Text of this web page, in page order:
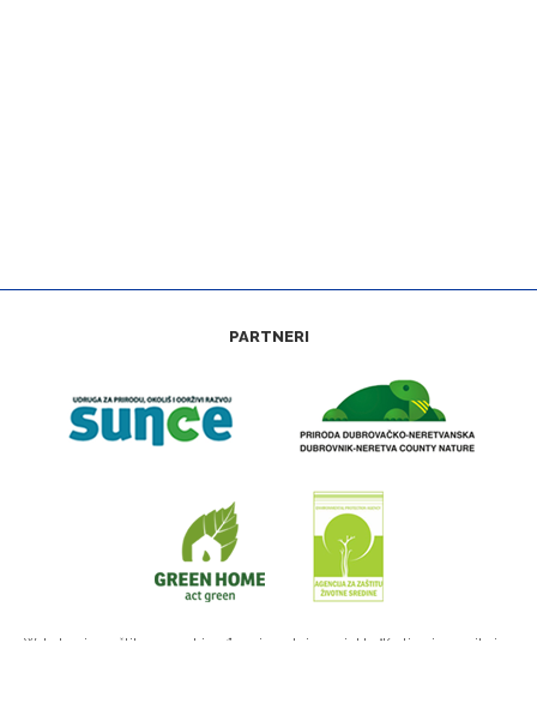
PARTNERI
Web stranica zaštitamora.net izrađena je u okviru projekta “Kartiranje, monitoring